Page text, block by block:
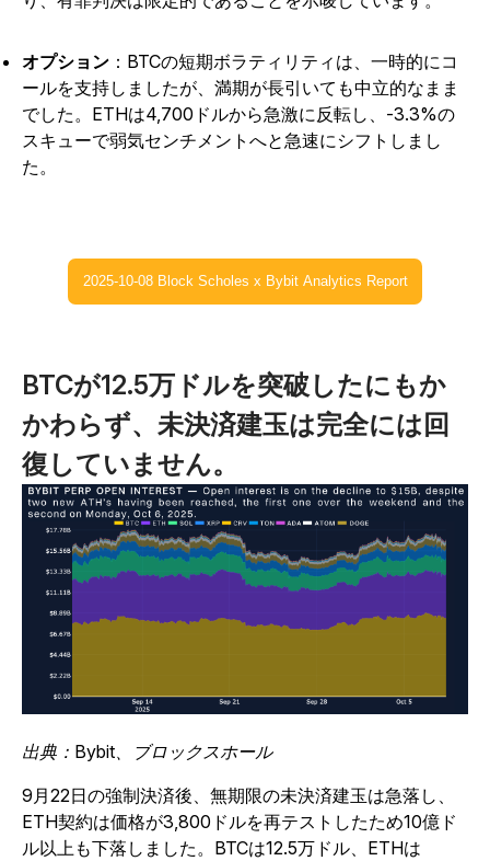
オプション ：BTCの短期ボラティリティは、一時的にコ
ールを支持しましたが、満期が長引いても中立的なまま
でした。ETHは4,700ドルから急激に反転し、-3.3%の
スキューで弱気センチメントへと急速にシフトしまし
た。
2025-10-08 Block Scholes x Bybit Analytics Report
BTCが12.5万ドルを突破したにもか
かわらず、未決済建玉は完全には回
復していません。
出典：Bybit、ブロックスホール
9月22日の強制決済後、無期限の未決済建玉は急落し、
ETH契約は価格が3,800ドルを再テストしたため10億ド
ル以上も下落しました。BTCは12.5万ドル、ETHは